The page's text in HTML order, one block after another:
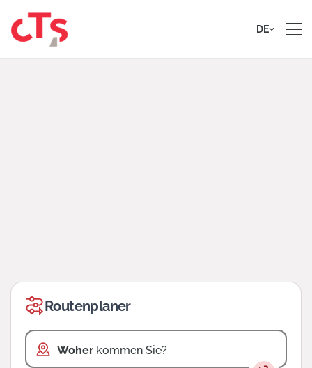
DE
Routenplaner
Woher kommen Sie?